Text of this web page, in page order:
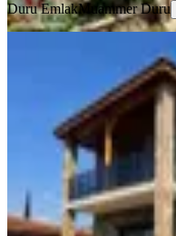
Duru EmlakMuammer Duru
Aydın
Satılık
Nazilli,
250